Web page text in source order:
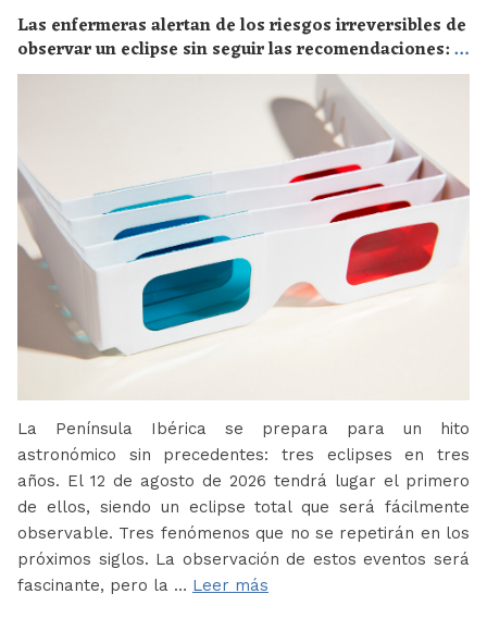
Las enfermeras alertan de los riesgos irreversibles de
observar un eclipse sin seguir las recomendaciones: la
retinopatía solar es el mayor de los peligros
La Península Ibérica se prepara para un hito
astronómico sin precedentes: tres eclipses en tres
años. El 12 de agosto de 2026 tendrá lugar el primero
de ellos, siendo un eclipse total que será fácilmente
observable. Tres fenómenos que no se repetirán en los
próximos siglos. La observación de estos eventos será
fascinante, pero la … Leer más